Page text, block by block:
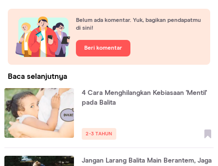
Belum ada komentar. Yuk, bagikan pendapatmu
di sini!
Beri komentar
Baca selanjutnya
4 Cara Menghilangkan Kebiasaan 'Mentil'
pada Balita
2-3 TAHUN
Jangan Larang Balita Main Berantem, Jaga